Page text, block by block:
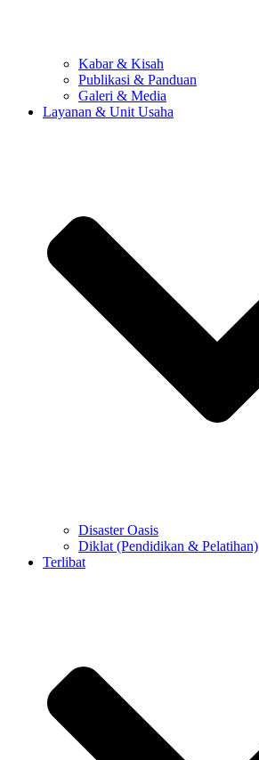
Kabar & Kisah
Publikasi & Panduan
Galeri & Media
Layanan & Unit Usaha
Disaster Oasis
Diklat (Pendidikan & Pelatihan)
Terlibat